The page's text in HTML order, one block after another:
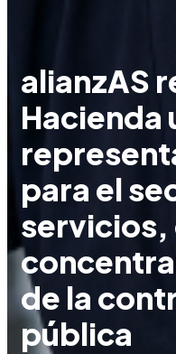
alianzAS
Hacienda
para el
servicios,
de la
pública